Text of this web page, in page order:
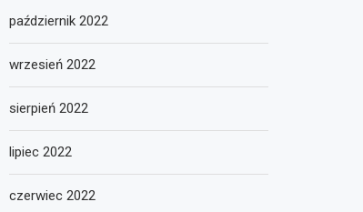
październik 2022
wrzesień 2022
sierpień 2022
lipiec 2022
czerwiec 2022